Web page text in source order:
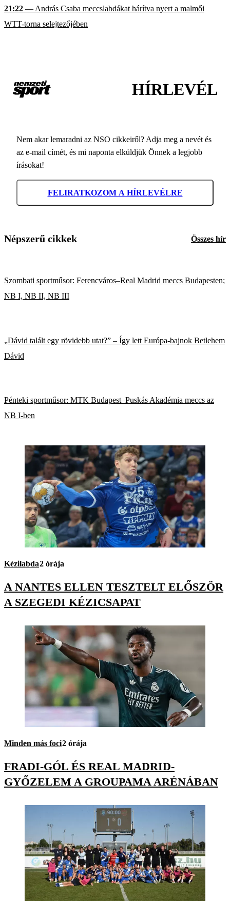
21:22 — András Csaba meccslabdákat hárítva nyert a malmői
WTT-torna selejtezőjében
HÍRLEVÉL
Nem akar lemaradni az NSO cikkeiről? Adja meg a nevét és
az e-mail címét, és mi naponta elküldjük Önnek a legjobb
írásokat!
FELIRATKOZOM A HÍRLEVÉLRE
Népszerű cikkek Összes hír
Szombati sportműsor: Ferencváros–Real Madrid meccs Budapesten;
NB I, NB II, NB III
„Dávid talált egy rövidebb utat?” – Így lett Európa-bajnok Betlehem
Dávid
Pénteki sportműsor: MTK Budapest–Puskás Akadémia meccs az
NB I-ben
Kézilabda2 órája
A NANTES ELLEN TESZTELT ELŐSZÖR
A SZEGEDI KÉZICSAPAT
Minden más foci2 órája
FRADI-GÓL ÉS REAL MADRID-
GYŐZELEM A GROUPAMA ARÉNÁBAN